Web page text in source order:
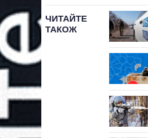
ЧИТАЙТЕ
ТАКОЖ